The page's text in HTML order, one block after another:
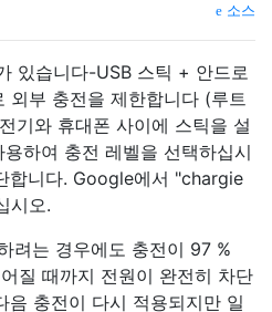
소스
있습니다-USB 스틱 + 안드로
외부 충전을 제한합니다 (루트
기와 휴대폰 사이에 스틱을 설
하여 충전 레벨을 선택하십시
합니다. Google에서 "chargie
시오.
려는 경우에도 충전이 97 %
질 때까지 전원이 완전히 차단
음 충전이 다시 적용되지만 일